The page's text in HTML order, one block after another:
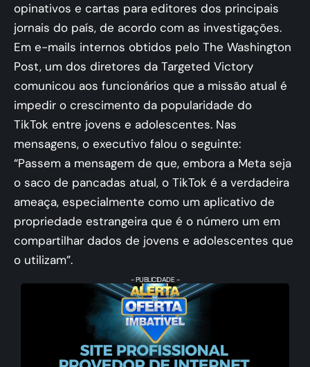
opinativos e cartas para editores dos principais
jornais do país, de acordo com as investigações.
Em e-mails internos obtidos pelo The Washington
Post, um dos diretores da Targeted Victory
comunicou aos funcionários que a missão atual é
impedir o crescimento da popularidade do
TikTok entre jovens e adolescentes. Nas
mensagens, o executivo falou o seguinte:
“Passem a mensagem de que, embora a Meta seja
o saco de pancadas atual, o TikTok é a verdadeira
ameaça, especialmente como um aplicativo de
propriedade estrangeira que é o número um em
compartilhar dados de jovens e adolescentes que
o utilizam”.
- PUBLICIDADE -